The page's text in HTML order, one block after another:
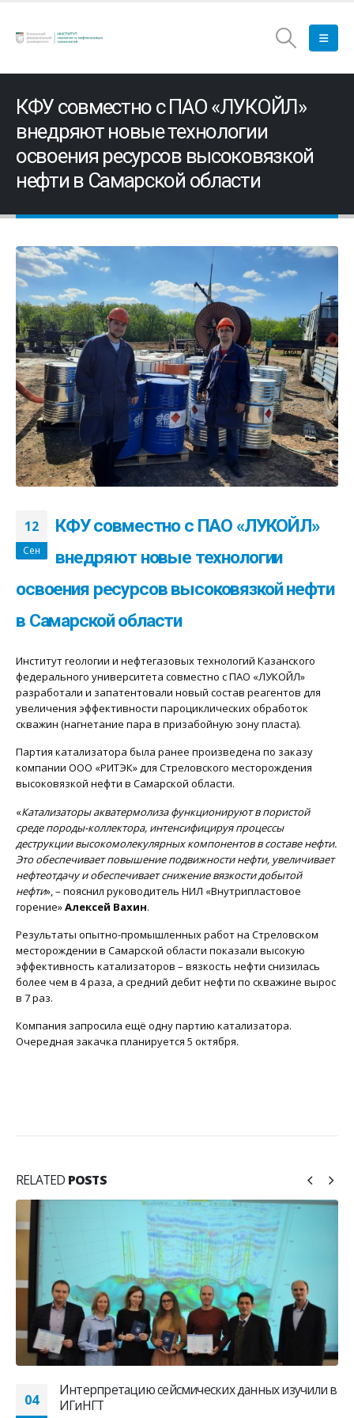
КФУ совместно с ПАО «ЛУКОЙЛ»
внедряют новые технологии
освоения ресурсов высоковязкой
нефти в Самарской области
12
Сен
КФУ совместно с ПАО «ЛУКОЙЛ»
внедряют новые технологии
освоения ресурсов высоковязкой нефти
в Самарской области
Институт геологии и нефтегазовых технологий Казанского
федерального университета совместно с ПАО «ЛУКОЙЛ»
разработали и запатентовали новый состав реагентов для
увеличения эффективности пароциклических обработок
скважин (нагнетание пара в призабойную зону пласта).
Партия катализатора была ранее произведена по заказу
компании ООО «РИТЭК» для Стреловского месторождения
высоковязкой нефти в Самарской области.
«Катализаторы акватермолиза функционируют в пористой
среде породы-коллектора, интенсифицируя процессы
деструкции высокомолекулярных компонентов в составе нефти.
Это обеспечивает повышение подвижности нефти, увеличивает
нефтеотдачу и обеспечивает снижение вязкости добытой
нефти», – пояснил руководитель НИЛ «Внутрипластовое
горение»Алексей Вахин.
Результаты опытно-промышленных работ на Стреловском
месторождении в Самарской области показали высокую
эффективность катализаторов – вязкость нефти снизилась
более чем в 4 раза, а средний дебит нефти по скважине вырос
в 7 раз.
Компания запросила ещё одну партию катализатора.
Очередная закачка планируется 5 октября.
RELATED POSTS
04
Интерпретацию сейсмических данных изучили в
ИГиНГТ